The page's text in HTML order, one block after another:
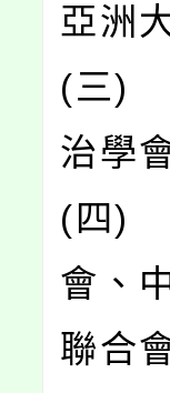
亞洲
(三)
治學
(四)
會、
聯合